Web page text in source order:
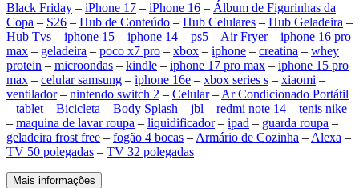
Black Friday – iPhone 17 – iPhone 16 – Álbum de Figurinhas da
Copa – S26 – Hub de Conteúdo – Hub Celulares – Hub Geladeira –
Hub Tvs – iphone 15 – iphone 14 – ps5 – Air Fryer– iphone 16 pro
max – geladeira – poco x7 pro – xbox – iphone – creatina – whey
protein – microondas – kindle – iphone 17 pro max – iphone 15 pro
max – celular samsung – iphone 16e – xbox series s – xiaomi –
ventilador– nintendo switch 2 – Celular– Ar Condicionado Portátil
– tablet – Bicicleta – Body Splash – jbl – redmi note 14 – tenis nike
– maquina de lavar roupa – liquidificador– ipad – guarda roupa –
geladeira frost free – fogão 4 bocas – Armário de Cozinha – Alexa –
TV 50 polegadas – TV 32 polegadas
Mais informações